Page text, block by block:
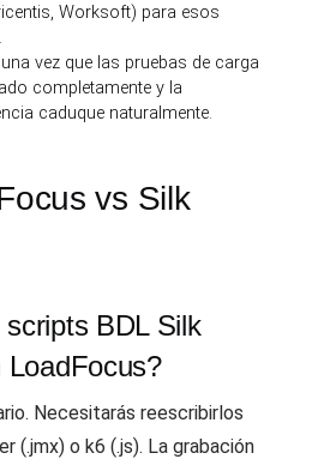
Worksoft) para esos
una vez que las pruebas de carga
completamente y la
caduque naturalmente.
vs Silk
BDL Silk
LoadFocus?
Necesitarás reescribirlos
(.jmx) o k6 (.js). La grabación